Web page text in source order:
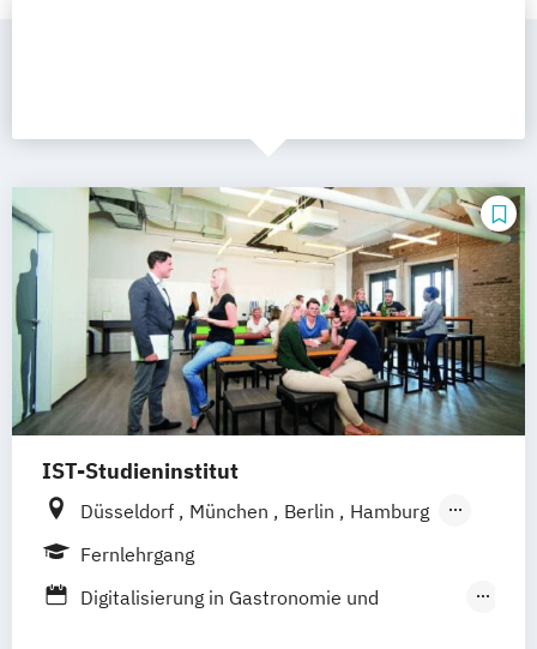
IST-Studieninstitut
Düsseldorf München Berlin
Hamburg
Weil am Rhein
Fernlehrgang
Digitalisierung in Gastronomie und